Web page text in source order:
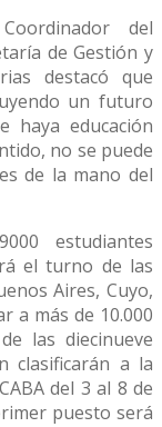
del
de Gestión y
destacó que
un futuro
haya educación
no se puede
de la mano del
estudiantes
el turno de las
Aires, Cuyo,
a más de 10.000
las diecinueve
clasificarán a la
del 3 al 8 de
puesto será